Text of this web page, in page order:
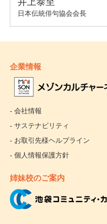
企業情報
- 会社情報
- サステナビリティ
- お取引先様ヘルプライン
- 個人情報保護方針
姉妹校のご案内